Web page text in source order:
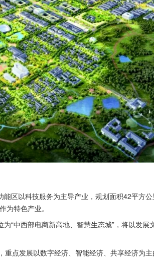
区以科技服务为主导产业，规划面积42平方公
为特色产业。
“中西部电商新高地、智慧生态城”，将以发展
点发展以数字经济、智能经济、共享经济为